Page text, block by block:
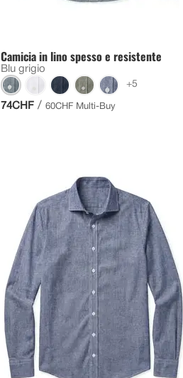
Camicia in lino spesso e resistente
Blu grigio
+5
74CHF / 60CHF Multi-Buy